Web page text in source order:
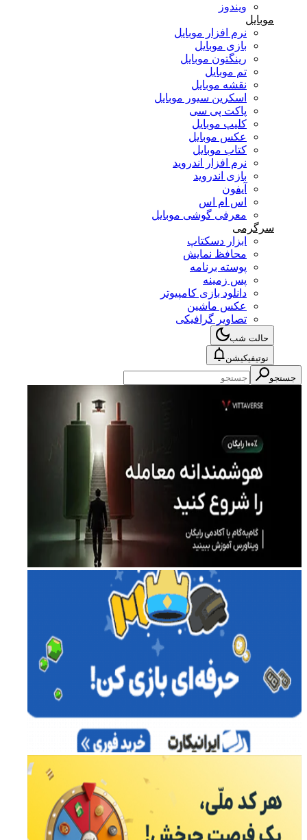
ویندوز
موبایل
نرم افزار موبایل
بازی موبایل
رینگتون موبایل
تم موبایل
نقشه موبایل
اسکرین سیور موبایل
پاکت پی سی
کلیپ موبایل
عکس موبایل
کتاب موبایل
نرم افزار اندروید
بازی اندروید
آیفون
اس ام اس
معرفی گوشی موبایل
سرگرمی
ابزار دسکتاپ
محافظ نمایش
پوسته برنامه
پس زمینه
دانلود بازی کامپیوتر
عکس ماشین
تصاویر گرافیکی
حالت شب
نوتیفیکیشن
جستجو